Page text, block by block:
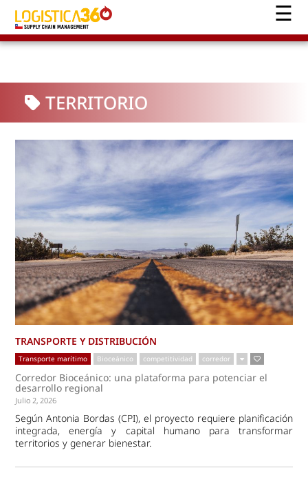
TERRITORIO
TRANSPORTE Y DISTRIBUCIÓN
Transporte marítimo Bioceánico competitividad corredor
Corredor Bioceánico: una plataforma para potenciar el
desarrollo regional
Julio 2, 2026
Según Antonia Bordas (CPI), el proyecto requiere planificación
integrada, energía y capital humano para transformar
territorios y generar bienestar.